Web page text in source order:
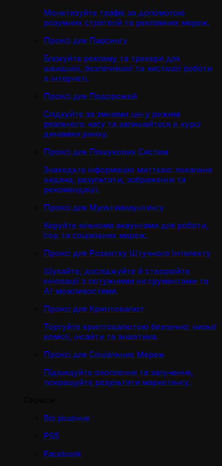
Монетизуйте трафік за допомогою
розумних стратегій та рекламних мереж.
Проксі для Парсингу
Блокуйте рекламу та трекери для
швидшої, безпечнішої та чистішої роботи
в інтернеті.
Проксі для Подорожей
Слідкуйте за змінами цін у режимі
реального часу та залишайтеся в курсі
динаміки ринку.
Проксі для Пошукових Систем
Знаходьте інформацію миттєво: локальна
видача, результати, зображення та
рекомендації.
Проксі для Мультиакаунтингу
Керуйте кількома акаунтами для роботи,
ігор та соціальних мереж.
Проксі для Розвитку Штучного Інтелекту
Шукайте, досліджуйте й створюйте
інновації з потужними інструментами та
AI-можливостями.
Проксі для Криптовалют
Торгуйте криптовалютою безпечно: низькі
комісії, інсайти та аналітика.
Проксі для Соціальних Мереж
Підвищуйте охоплення та залучення,
покращуйте результати маркетингу.
Всі рішення
PS5
Facebook